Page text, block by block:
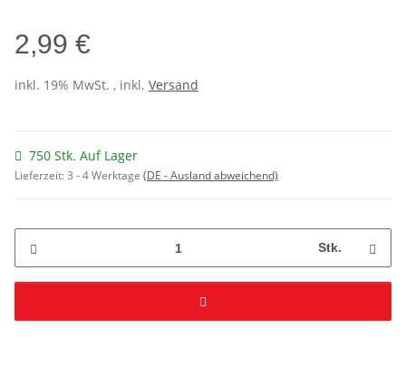
2,99 €
inkl. 19% MwSt. , inkl. Versand
750 Stk. Auf Lager
Lieferzeit:3 - 4 Werktage (DE - Ausland abweichend)
Stk.